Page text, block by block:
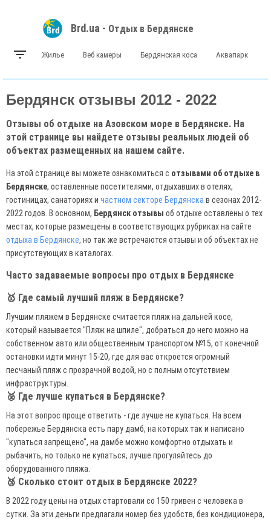
Brd.ua - Отдых в Бердянске
Жилье Веб камеры Бердянская коса Аквапарк
Бердянск отзывы 2012 - 2022
Отзывы об отдыхе на Азовском море в Бердянске. На
этой странице вы найдете отзывы реальных людей об
объектах размещенных на нашем сайте.
На этой странице вы можете ознакомиться с отзывами об отдыхе в
Бердянске, оставленные посетителями, отдыхавших в отелях,
гостиницах, санаториях и частном секторе Бердянска в сезонах 2012-
2022 годов. В основном, Бердянск отзывы об отдыхе оставлены о тех
местах, которые размещены в соответствующих рубриках на сайте
отдыха в Бердянске, но так же встречаются отзывы и об объектах не
присутствующих в каталогах.
Часто задаваемые вопросы про отдых в Бердянске
🥇 Где самый лучший пляж в Бердянске?
Лучшим пляжем в Бердянске считается пляж на дальней косе,
который называется "Пляж на шпиле", добраться до него можно на
собственном авто или общественным транспортом №15, от конечной
остановки идти минут 15-20, где для вас откроется огромный
песчаный пляж с прозрачной водой, но с полным отсутствием
инфраструктуры.
🥈 Где лучше купаться в Бердянске?
На этот вопрос проще ответить - где лучше не купаться. На всем
побережье Бердянска есть пару дамб, на которых так и написано
"купаться запрещено", на дамбе можно комфортно отдыхать и
рыбачить, но только не купаться, лучше прогуляйтесь до
оборудованного пляжа.
🥉 Сколько стоит отдых в Бердянске 2022?
В 2022 году цены на отдых стартовали со 150 гривен с человека в
сутки. За эти деньги предлагали номер без удобств, без кондиционера,